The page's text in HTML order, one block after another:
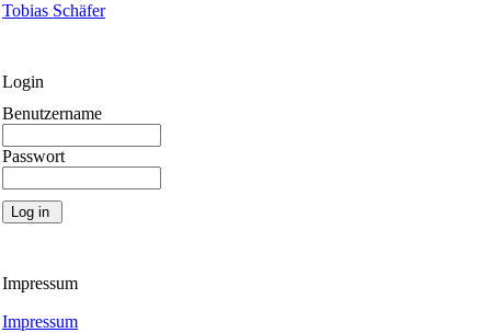
Tobias Schäfer
Login
Benutzername
Passwort
Impressum
Impressum